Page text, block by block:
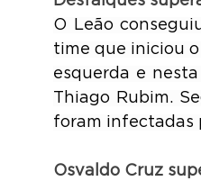
O Leão
time que iniciou
esquerda e
Thiago Rubim.
foram infectadas
Osvaldo Cruz